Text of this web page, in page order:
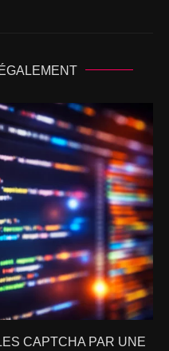
CAPTCHA PAR UNE